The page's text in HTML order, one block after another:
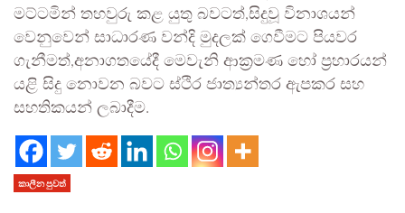
මට්ටමින් තහවුරු කළ යුතු බවටත්,සිදුවූ විනාශයන්
වෙනුවෙන් සාධාරණ වන්දි මුදලක් ගෙවීමට පියවර
ගැනීමත්,අනාගතයේදී මෙවැනි ආක්‍රමණ හෝ ප්‍රහාරයන්
යළි සිදු නොවන බවට ස්ථිර ජාත්‍යන්තර ඇපකර සහ
සහතිකයන් ලබාදීම.
කාලීන පුවත්